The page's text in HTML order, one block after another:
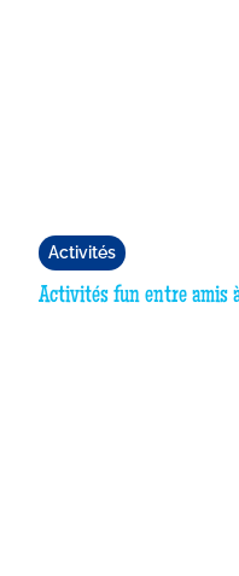
Activités
Activités fun entre amis